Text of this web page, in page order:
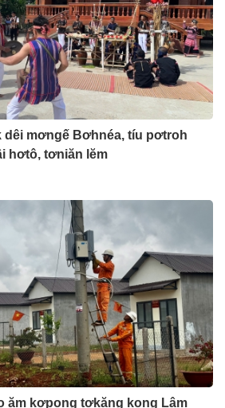
mơngế Bơhnéa, tíu pơtroh
hơtô, tơniăn lĕm
ăm kơpong tơkăng kong Lâm